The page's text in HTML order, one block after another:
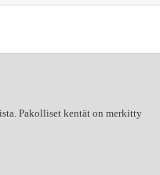
Pakolliset kentät on merkitty